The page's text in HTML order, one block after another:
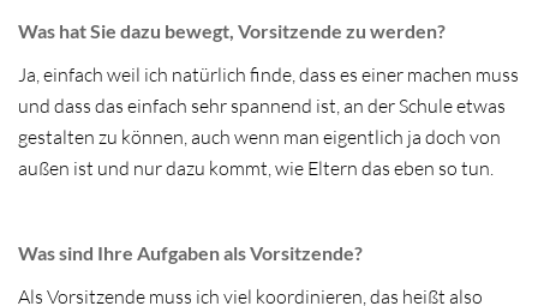
Was hat Sie dazu bewegt, Vorsitzende zu werden?
Ja, einfach weil ich natürlich finde, dass es einer machen muss
und dass das einfach sehr spannend ist, an der Schule etwas
gestalten zu können, auch wenn man eigentlich ja doch von
außen ist und nur dazu kommt, wie Eltern das eben so tun.
Was sind Ihre Aufgaben als Vorsitzende?
Als Vorsitzende muss ich viel koordinieren, das heißt also